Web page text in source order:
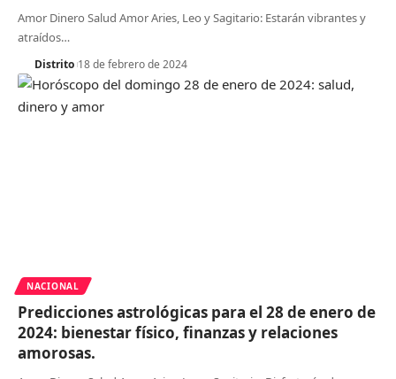
Amor Dinero Salud Amor Aries, Leo y Sagitario: Estarán vibrantes y
atraídos…
Distrito 18 de febrero de 2024
NACIONAL
Predicciones astrológicas para el 28 de enero de
2024: bienestar físico, finanzas y relaciones
amorosas.